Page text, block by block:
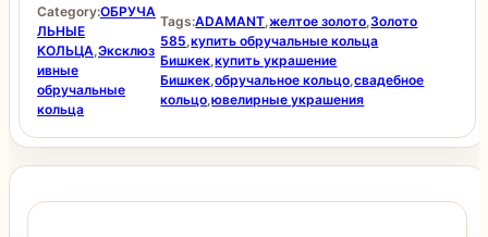
Category:ОБРУЧА
ЛЬНЫЕ
КОЛЬЦА,Эксклюз
ивные
обручальные
кольца
Tags:ADAMANT,желтое золото,Золото
585,купить обручальные кольца
Бишкек,купить украшение
Бишкек,обручальное кольцо,свадебное
кольцо,ювелирные украшения